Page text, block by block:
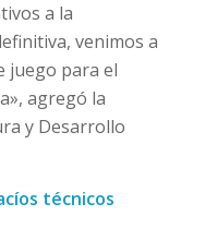
a la
venimos a
juego para el
agregó la
y Desarrollo
técnicos